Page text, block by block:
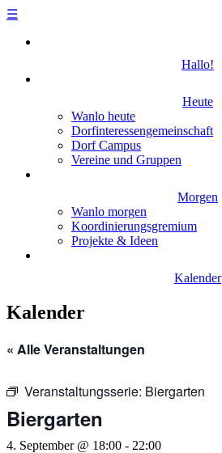
☰
Skip
Hallo!
Heute
Wanlo heute
Dorfinteressengemeinschaft
Dorf Campus
Vereine und Gruppen
Morgen
Wanlo morgen
Koordinierungsgremium
Projekte & Ideen
Kalender
Kalender
« Alle Veranstaltungen
Veranstaltungsserie: Biergarten
Biergarten
4. September @ 18:00 - 22:00